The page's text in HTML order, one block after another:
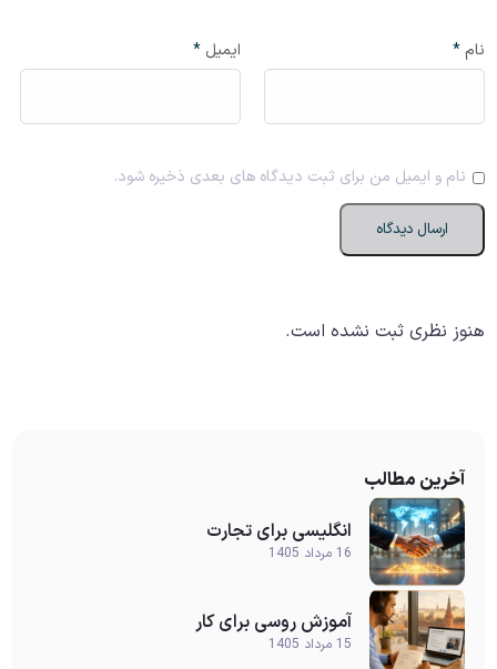
نام* ایمیل*
نام و ایمیل من برای ثبت دیدگاه های بعدی ذخیره شود.
هنوز نظری ثبت نشده است.
آخرین مطالب
انگلیسی برای تجارت
16 مرداد 1405
آموزش روسی برای کار
15 مرداد 1405